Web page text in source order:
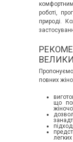
ЛІТО, ЯКЕ ПОСТІЙНО
КОЛИ ЗРАНКУ СПЕКА, А
Цього літа погода ніби
готовність до сюрпризів.
+30°C, після обіду
роботі,
природі.
повних
що